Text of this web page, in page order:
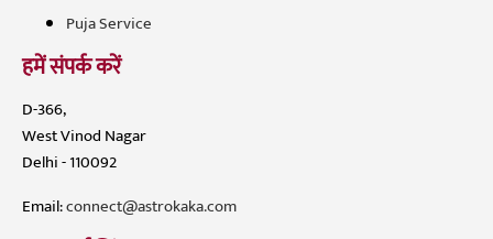
Puja Service
हमें संपर्क करें
D-366,
West Vinod Nagar
Delhi - 110092
Email:connect@astrokaka.com